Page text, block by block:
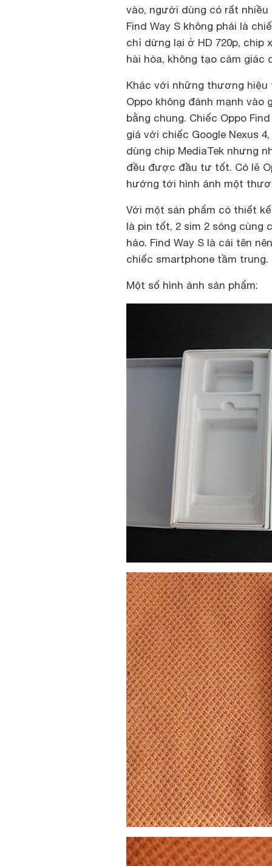
vào, người dùng có rất
Find Way S không phải là
chỉ dừng lại ở HD 720p,
hài hòa, không tạo cảm giác
Khác với những thương
Oppo không đánh mạnh vào
bằng chung. Chiếc Oppo
giá với chiếc Google Nexus
dùng chip MediaTek nhưng
đều được đầu tư tốt. Có lẽ
hướng tới hình ảnh một
Với một sản phẩm có thiết
là pin tốt, 2 sim 2 sóng cùng
hảo. Find Way S là cái tên
chiếc smartphone tầm trung.
Một số hình ảnh sản phẩm: